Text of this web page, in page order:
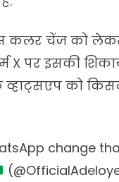
कलर चेंज को
X पर इसकी
को
change